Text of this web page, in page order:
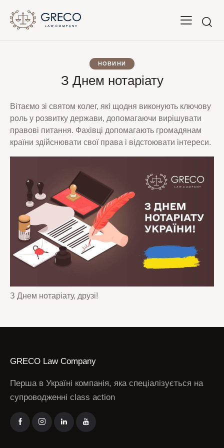
НОВИНИ
З Днем нотаріату
Вітаємо зі святом колег, які щодня виконують ключову
роль у розвитку держави, допомагаючи вирішувати
правові питання. Фахівці допомагають громадянам
країни здійснювати свої права і відстоювати інтереси.
З Днем нотаріату, друзі!
GRECO Law Company
Перша в Україні компанія, яка спеціалізується на
супроводженні class action